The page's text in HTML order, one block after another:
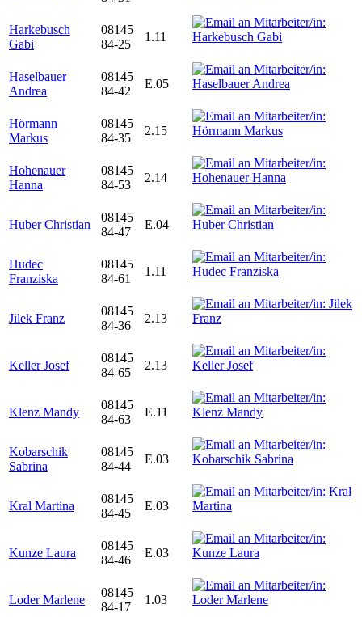
Harkebusch
Gabi
08145
84-25
1.11
Haselbauer
Andrea
08145
84-42
E.05
Hörmann
Markus
08145
84-35
2.15
Hohenauer
Hanna
08145
84-53
2.14
Huber Christian
08145
84-47
E.04
Hudec
Franziska
08145
84-61
1.11
Jilek Franz
08145
84-36
2.13
Keller Josef
08145
84-65
2.13
Klenz Mandy
08145
84-63
E.11
Kobarschik
Sabrina
08145
84-44
E.03
Kral Martina
08145
84-45
E.03
Kunze Laura
08145
84-46
E.03
Loder Marlene
08145
84-17
1.03